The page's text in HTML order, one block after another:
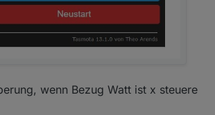
wenn Bezug Watt ist x steuere